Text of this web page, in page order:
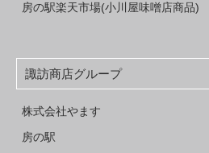
房の駅楽天市場(小川屋味噌店商品)
諏訪商店グループ
株式会社やます
房の駅